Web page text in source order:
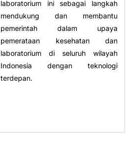
laboratorium ini sebagai langkah
mendukung dan membantu
pemerintah dalam upaya
pemerataan kesehatan dan
laboratorium di seluruh wilayah
Indonesia dengan teknologi
terdepan.